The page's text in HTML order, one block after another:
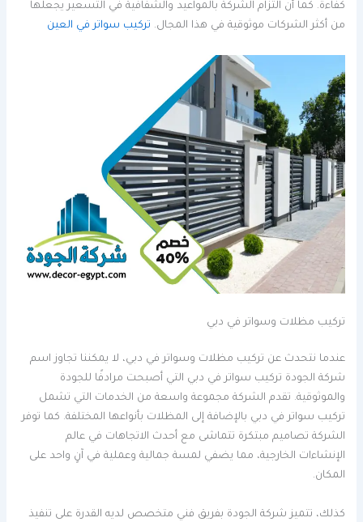
كفاءة. كما أن التزام الشركة بالمواعيد والشفافية في التسعير يجعلها
من أكثر الشركات موثوقية في هذا المجال. تركيب سواتر في العين
تركيب مظلات وسواتر في دبي
عندما نتحدث عن تركيب مظلات وسواتر في دبي، لا يمكننا تجاوز اسم
شركة الجودة تركيب سواتر في دبي التي أصبحت مرادفًا للجودة
والموثوقية. تقدم الشركة مجموعة واسعة من الخدمات التي تشمل
تركيب سواتر في دبي بالإضافة إلى المظلات بأنواعها المختلفة. كما توفر
الشركة تصاميم مبتكرة تتماشى مع أحدث الاتجاهات في عالم
الإنشاءات الخارجية، مما يضفي لمسة جمالية وعملية في آنٍ واحد على
المكان.
كذلك، تتميز شركة الجودة بفريق فني متخصص لديه القدرة على تنفيذ